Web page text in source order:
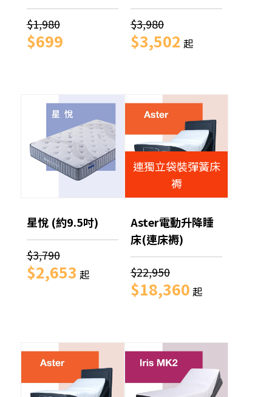
$1,980
$699
$3,980
$3,502 起
星悅 (約9.5吋)
$3,790
$2,653 起
連獨立袋裝彈簧床
褥
Aster電動升降睡
床(連床褥)
$22,950
$18,360 起